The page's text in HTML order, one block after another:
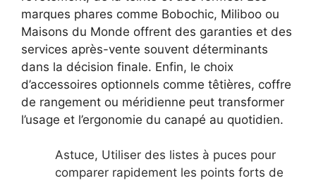
marques phares comme Bobochic, Miliboo ou
Maisons du Monde offrent des garanties et des
services après-vente souvent déterminants
dans la décision finale. Enfin, le choix
d’accessoires optionnels comme têtières, coffre
de rangement ou méridienne peut transformer
l’usage et l’ergonomie du canapé au quotidien.
Astuce, Utiliser des listes à puces pour
comparer rapidement les points forts de